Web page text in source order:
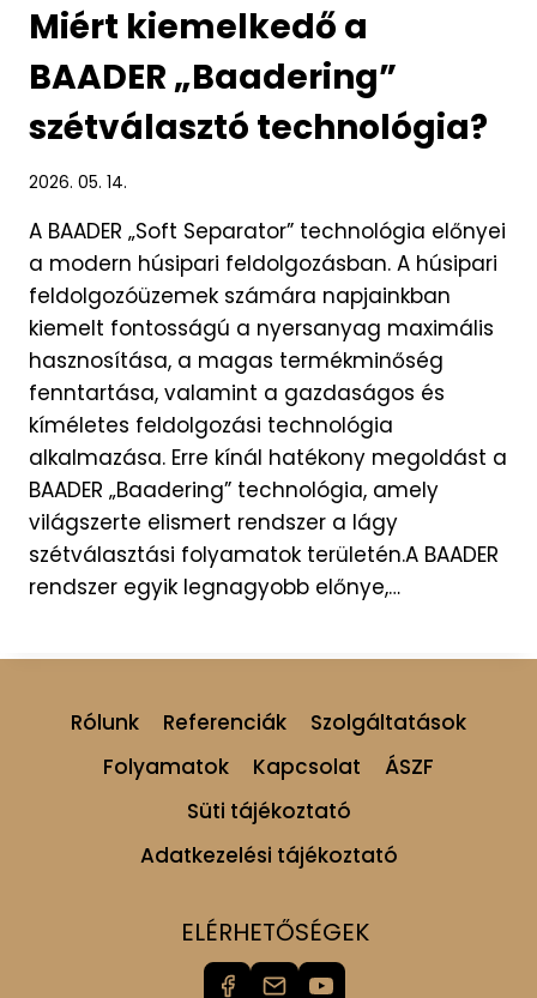
Miért kiemelkedő a
BAADER „Baadering”
szétválasztó technológia?
2026. 05. 14.
A BAADER „Soft Separator” technológia előnyei
a modern húsipari feldolgozásban. A húsipari
feldolgozóüzemek számára napjainkban
kiemelt fontosságú a nyersanyag maximális
hasznosítása, a magas termékminőség
fenntartása, valamint a gazdaságos és
kíméletes feldolgozási technológia
alkalmazása. Erre kínál hatékony megoldást a
BAADER „Baadering” technológia, amely
világszerte elismert rendszer a lágy
szétválasztási folyamatok területén.A BAADER
rendszer egyik legnagyobb előnye,…
Rólunk Referenciák
Szolgáltatások
Folyamatok
Kapcsolat
ÁSZF
Süti tájékoztató
Adatkezelési tájékoztató
ELÉRHETŐSÉGEK